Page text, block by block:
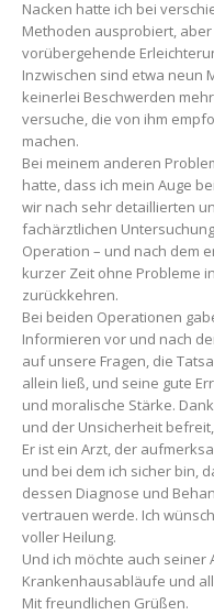
Nacken hatte ich bei
Methoden ausprobiert,
vorübergehende
Inzwischen sind etwa neun
keinerlei Beschwerden
versuche, die von ihm
machen.
Bei meinem anderen
hatte, dass ich mein Auge
wir nach sehr detaillierten
fachärztlichen
Operation – und nach dem
kurzer Zeit ohne Probleme
zurückkehren.
Bei beiden Operationen
Informieren vor und nach
auf unsere Fragen, die
allein ließ, und seine gute
und moralische Stärke.
und der Unsicherheit
Er ist ein Arzt, der
und bei dem ich sicher bin,
dessen Diagnose und
vertrauen werde. Ich
voller Heilung.
Und ich möchte auch
Krankenhausabläufe und
Mit freundlichen Grüßen.